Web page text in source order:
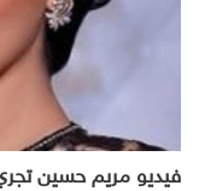
فيديو مريم حسين